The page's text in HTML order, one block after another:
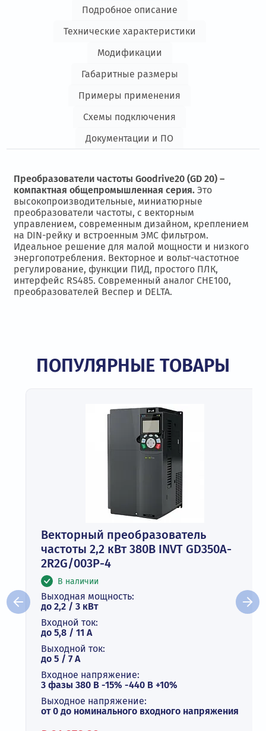
Подробное описание
Технические характеристики
Модификации
Габаритные размеры
Примеры применения
Схемы подключения
Документации и ПО
Преобразователи частоты Goodrive20 (GD 20) –
компактная общепромышленная серия. Это
высокопроизводительные, миниатюрные
преобразователи частоты, с векторным
управлением, современным дизайном, креплением
на DIN-рейку и встроенным ЭМС фильтром.
Идеальное решение для малой мощности и низкого
энергопотребления. Векторное и вольт-частотное
регулирование, функции ПИД, простого ПЛК,
интерфейс RS485. Современный аналог CHE100,
преобразователей Веспер и DELTA.
ПОПУЛЯРНЫЕ ТОВАРЫ
Векторный преобразователь
частоты 2,2 кВт 380В INVT GD350A-
2R2G/003P-4
В наличии
Выходная мощность:
до 2,2 / 3 кВт
Входной ток:
до 5,8 / 11 А
Выходной ток:
до 5 / 7 A
Входное напряжение:
3 фазы 380 В -15% -440 В +10%
Выходное напряжение:
от 0 до номинального входного напряжения